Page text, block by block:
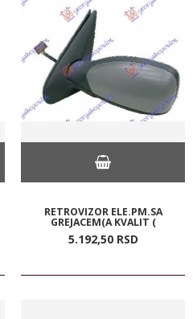
RETROVIZOR ELE.PM.SA
GREJACEM(A KVALIT (
5.192,50 RSD